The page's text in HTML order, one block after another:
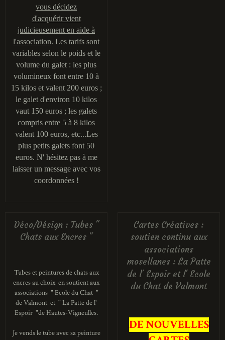
vous décidez
d'acquérir vient
judicieusement en aide à
l'association. Les tarifs sont
variables selon le poids et le
volume du galet : les plus
volumineux font entre 10 à
15 kilos et valent 200 euros ;
le galet d'environ 10 kilos
vaut 150 euros ; les galets
compris entre 5 à 8 kilos
valent 100 euros, etc...Les
plus petits galets font 50
euros. N' hésitez pas à me
laisser un message avec vos
coordonnées !
Déco/Désign : Tubes "
Chats aux Encres "
Tubes et peintures de chats aux
encres au choix en soutient aux
associations " Ecole du Chat "
de Valmont et " La Patte de l'
Espoir "de Hautes-Vigneulles.
Je vends le tube avec sa peinture
Cartes Créatives :
soutien continu aux
associations
mosellanes : La Patte
de l' Espoir et l' Ecole
du Chat de Valmont
DE NOUVELLES